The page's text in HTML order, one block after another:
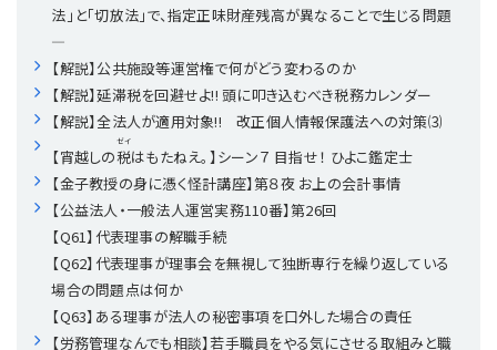
登記関連
定款関連
法改正-法人運営
税務
インボイス
電子帳簿保存法
法改正-労務
個人情報
法改正-法務
資産運用
IT
連載
論壇
カレンダー
NEWS・TOPIC・特報
【連載】オピニオンリーダーのnote
【連載】会計相談室
【連載】公益法人制度のリアル
【連載】これからの時代の資産運用
【連載】採用・定着・育成のための人事戦略
【連載】事例に学ぶ立入検査で想定される指摘事項
【連載】シェアコモン200インタビュー
【連載】シェアコモン200 誌上相談室
無料記事
公益・一般法人オンラインとは
登録案内
専門誌一覧
お問合せ
法」と「切放法」で、指定正味財産残高が異なることで生じる問題
―
【解説】公共施設等運営権で何がどう変わるのか
【解説】延滞税を回避せよ!! 頭に叩き込むべき税務カレンダー
【解説】全法人が適用対象!! 改正個人情報保護法への対策⑶
【宵越しの税
ゼイ
はもたねえ。】シーン７ 目指せ！ ひよこ鑑定士
【金子教授の身に憑く怪計講座】第８夜 お上の会計事情
【公益法人・一般法人運営実務110番】第26回
【Q61】代表理事の解職手続
【Q62】代表理事が理事会を無視して独断専行を繰り返している
場合の問題点は何か
【Q63】ある理事が法人の秘密事項を口外した場合の責任
【労務管理なんでも相談】若手職員をやる気にさせる取組みと職